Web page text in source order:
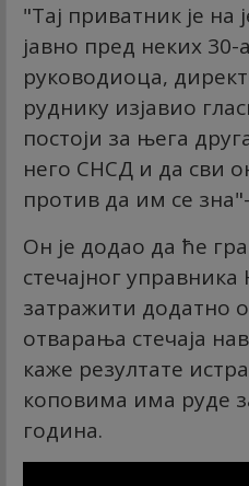
"Тај приватник је на
јавно пред неких
руководиоца,
руднику изјавио
постоји за њега
него СНСД и да сви
против да им се
Он је додао да ће
стечајног
затражити додатно
отварања стечаја
каже резултате
коповима има руде
година.